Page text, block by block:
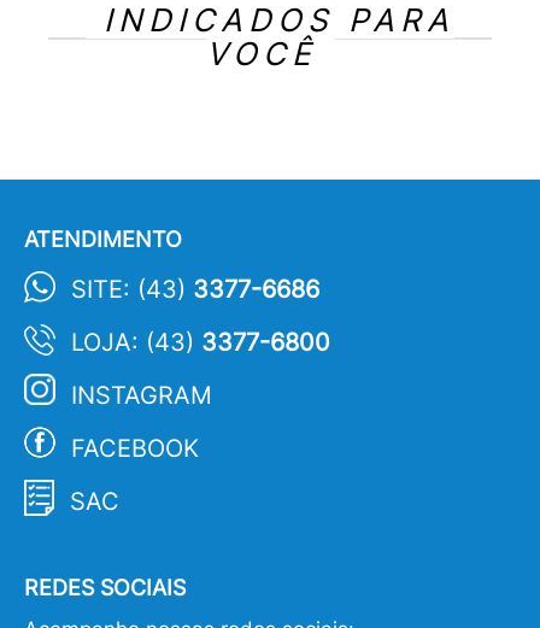
INDICADOS PARA
VOCÊ
ATENDIMENTO
SITE: (43) 3377-6686
LOJA: (43) 3377-6800
INSTAGRAM
FACEBOOK
SAC
REDES SOCIAIS